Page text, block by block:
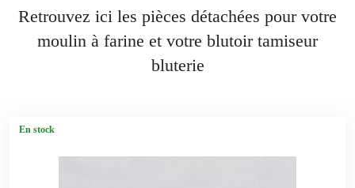
Retrouvez ici les pièces détachées pour votre
moulin à farine et votre blutoir tamiseur
bluterie
En stock